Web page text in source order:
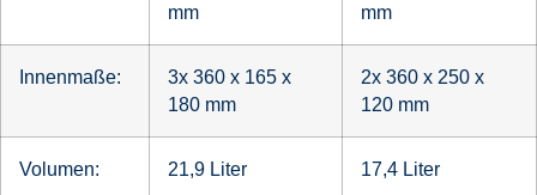
mm
mm
Innenmaße:
3x 360 x 165 x
180 mm
2x 360 x 250 x
120 mm
Volumen: 21,9 Liter 17,4 Liter